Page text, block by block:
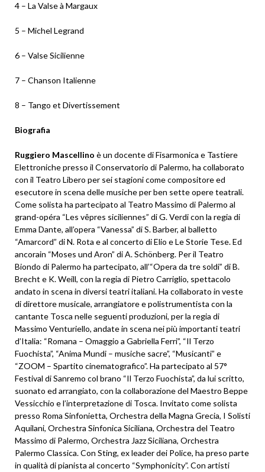
4 – La Valse à Margaux
5 – Michel Legrand
6 – Valse Sicilienne
7 – Chanson Italienne
8 – Tango et Divertissement
Biografia
Ruggiero Mascellino è un docente di Fisarmonica e Tastiere
Elettroniche presso il Conservatorio di Palermo, ha collaborato
con il Teatro Libero per sei stagioni come compositore ed
esecutore in scena delle musiche per ben sette opere teatrali.
Come solista ha partecipato al Teatro Massimo di Palermo al
grand-opéra “Les vêpres siciliennes” di G. Verdi con la regia di
Emma Dante, all’opera “Vanessa” di S. Barber, al balletto
“Amarcord” di N. Rota e al concerto di Elio e Le Storie Tese. Ed
ancorain “Moses und Aron” di A. Schönberg. Per il Teatro
Biondo di Palermo ha partecipato, all’“Opera da tre soldi” di B.
Brecht e K. Weill, con la regia di Pietro Carriglio, spettacolo
andato in scena in diversi teatri italiani. Ha collaborato in veste
di direttore musicale, arrangiatore e polistrumentista con la
cantante Tosca nelle seguenti produzioni, per la regia di
Massimo Venturiello, andate in scena nei più importanti teatri
d’Italia: “Romana – Omaggio a Gabriella Ferri”, “Il Terzo
Fuochista”, “Anima Mundi – musiche sacre”, “Musicanti” e
“ZOOM – Spartito cinematografico”. Ha partecipato al 57°
Festival di Sanremo col brano “Il Terzo Fuochista”, da lui scritto,
suonato ed arrangiato, con la collaborazione del Maestro Beppe
Vessicchio e l’interpretazione di Tosca. Invitato come solista
presso Roma Sinfonietta, Orchestra della Magna Grecia, I Solisti
Aquilani, Orchestra Sinfonica Siciliana, Orchestra del Teatro
Massimo di Palermo, Orchestra Jazz Siciliana, Orchestra
Palermo Classica. Con Sting, ex leader dei Police, ha preso parte
in qualità di pianista al concerto “Symphonicity”. Con artisti